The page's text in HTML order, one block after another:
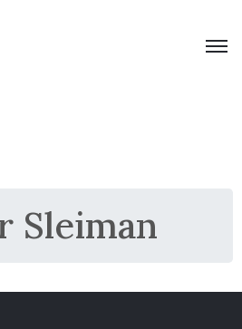
Sleiman